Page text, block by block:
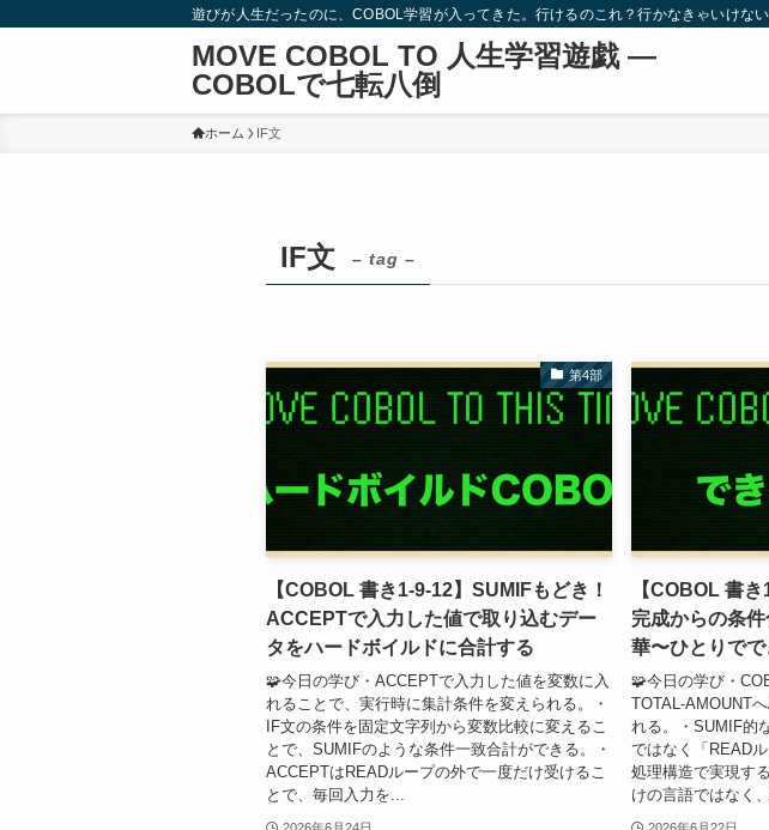
遊びが人生だったのに、COBOL学習が入ってきた。行けるのこれ？行かなきゃいけない
MOVE COBOL TO 人生学習遊戯 ―
COBOLで七転八倒
ホーム IF文
IF文 – tag –
第4部
【COBOL 書き1-9-12】SUMIFもどき！
ACCEPTで入力した値で取り込むデー
タをハードボイルドに合計する
🧩今日の学び・ACCEPTで入力した値を変数に入
れることで、実行時に集計条件を変えられる。・
IF文の条件を固定文字列から変数比較に変えるこ
とで、SUMIFのような条件一致合計ができる。・
ACCEPTはREADループの外で一度だけ受けるこ
とで、毎回入力を...
【COBOL 書
完成からの条
華〜ひとりでで
🧩今日の学び・
TOTAL-AMOUNT
れる。・SUMIF的
ではなく「READ
処理構造で実現す
けの言語ではなく